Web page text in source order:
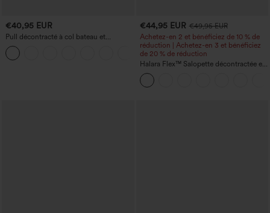
€40,95 EUR
Pull décontracté à col bateau et
manches chauve-souris
+1
€44,95 EUR €49,95 EUR
Achetez-en 2 et bénéficiez de 10 % de
réduction | Achetez-en 3 et bénéficiez
de 20 % de réduction
Halara Flex™ Salopette décontractée en
denim lavé à encolure en V avec poche